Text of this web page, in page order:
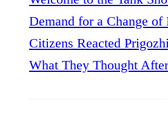
Demand for a Change of
Citizens Reacted
What They Thought